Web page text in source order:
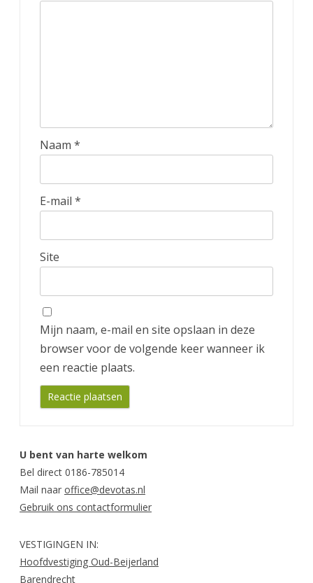
Naam *
E-mail *
Site
Mijn naam, e-mail en site opslaan in deze
browser voor de volgende keer wanneer ik
een reactie plaats.
U bent van harte welkom
Bel direct 0186-785014
Mail naar office@devotas.nl
Gebruik ons contactformulier
VESTIGINGEN IN:
Hoofdvestiging Oud-Beijerland
Barendrecht